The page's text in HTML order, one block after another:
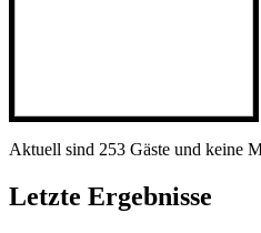
Aktuell sind 253 Gäste und keine
Letzte Ergebnisse